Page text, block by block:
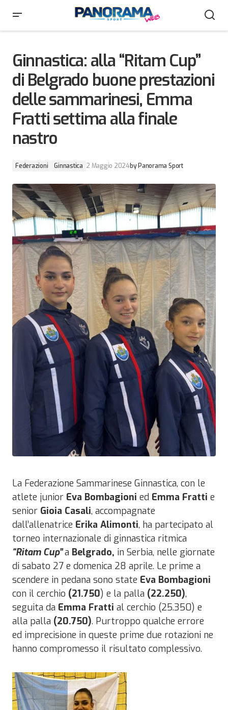
alla finale nastro
Ginnastica: alla “Ritam Cup”
di Belgrado buone prestazioni
delle sammarinesi, Emma
Fratti settima alla finale
nastro
Federazioni Ginnastica 2 Maggio 2024by Panorama Sport
La Federazione Sammarinese Ginnastica, con le
atlete junior Eva Bombagioni ed Emma Fratti e
senior Gioia Casali, accompagnate
dall’allenatrice Erika Alimonti, ha partecipato al
torneo internazionale di ginnastica ritmica
“Ritam Cup”a Belgrado, in Serbia, nelle giornate
di sabato 27 e domenica 28 aprile. Le prime a
scendere in pedana sono state Eva Bombagioni
con il cerchio (21.750) e la palla (22.250),
seguita da Emma Fratti al cerchio (25.350) e
alla palla (20.750). Purtroppo qualche errore
ed imprecisione in queste prime due rotazioni ne
hanno compromesso il risultato complessivo.